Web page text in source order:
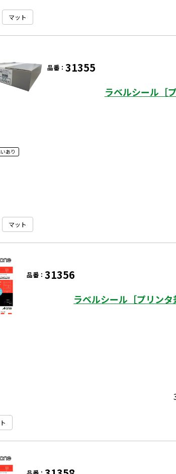
マット
品番： 31355
ラベルシール［
あり
マット
品番： 31356
ラベルシール［プリ